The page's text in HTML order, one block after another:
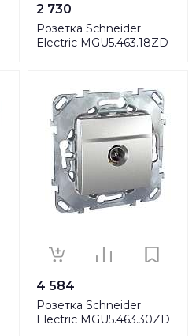
2 730
Розетка Schneider
Electric MGU5.463.18ZD
4 584
Розетка Schneider
Electric MGU5.463.30ZD